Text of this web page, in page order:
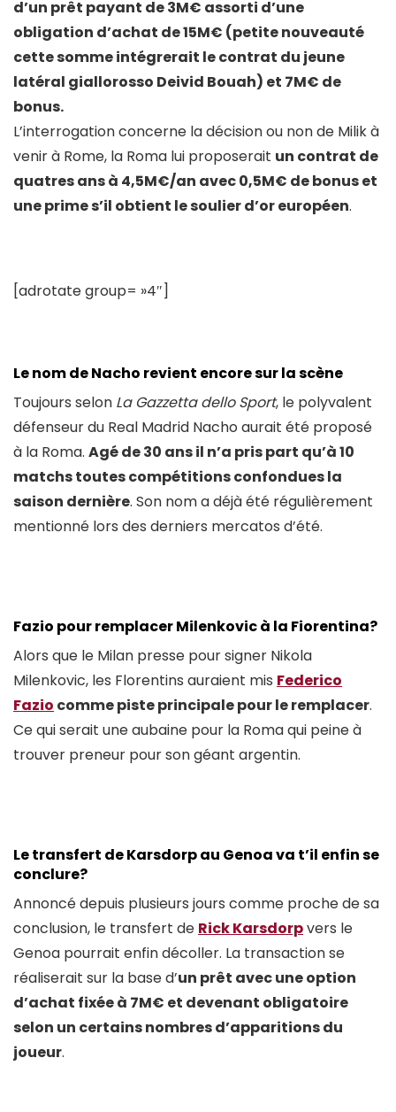
d’un prêt payant de 3M€ assorti d’une
obligation d’achat de 15M€ (petite nouveauté
cette somme intégrerait le contrat du jeune
latéral giallorosso Deivid Bouah) et 7M€ de
bonus.
L’interrogation concerne la décision ou non de Milik à
venir à Rome, la Roma lui proposerait un contrat de
quatres ans à 4,5M€/an avec 0,5M€ de bonus et
une prime s’il obtient le soulier d’or européen.
[adrotate group= »4″]
Le nom de Nacho revient encore sur la scène
Toujours selon La Gazzetta dello Sport, le polyvalent
défenseur du Real Madrid Nacho aurait été proposé
à la Roma. Agé de 30 ans il n’a pris part qu’à 10
matchs toutes compétitions confondues la
saison dernière. Son nom a déjà été régulièrement
mentionné lors des derniers mercatos d’été.
Fazio pour remplacer Milenkovic à la Fiorentina?
Alors que le Milan presse pour signer Nikola
Milenkovic, les Florentins auraient mis Federico
Fazio comme piste principale pour le remplacer.
Ce qui serait une aubaine pour la Roma qui peine à
trouver preneur pour son géant argentin.
Le transfert de Karsdorp au Genoa va t’il enfin se
conclure?
Annoncé depuis plusieurs jours comme proche de sa
conclusion, le transfert de Rick Karsdorpvers le
Genoa pourrait enfin décoller. La transaction se
réaliserait sur la base d’un prêt avec une option
d’achat fixée à 7M€ et devenant obligatoire
selon un certains nombres d’apparitions du
joueur.